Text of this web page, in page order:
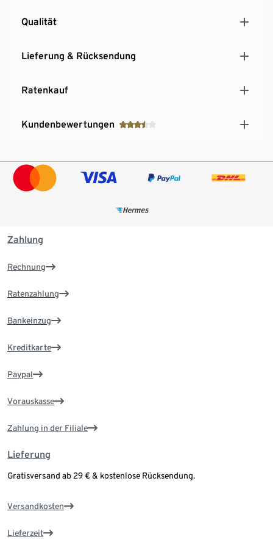
Qualität
Lieferung & Rücksendung
Ratenkauf
Kundenbewertungen
Zahlung
Rechnung
Ratenzahlung
Bankeinzug
Kreditkarte
Paypal
Vorauskasse
Zahlung in der Filiale
Lieferung
Gratisversand ab 29 € & kostenlose Rücksendung.
Versandkosten
Lieferzeit